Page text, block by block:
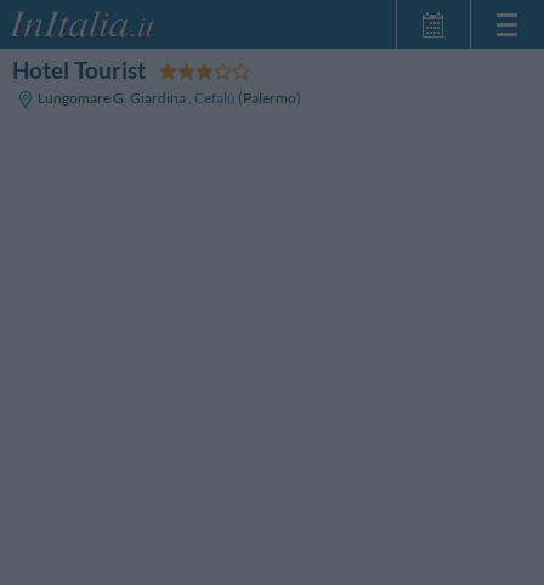
Hotel Tourist
Lungomare G. Giardina , Cefalù (Palermo)